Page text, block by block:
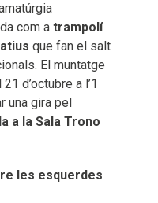
com a trampolí
que fan el salt
El muntatge
d’octubre a l’1
una gira pel
a la Sala Trono
les esquerdes